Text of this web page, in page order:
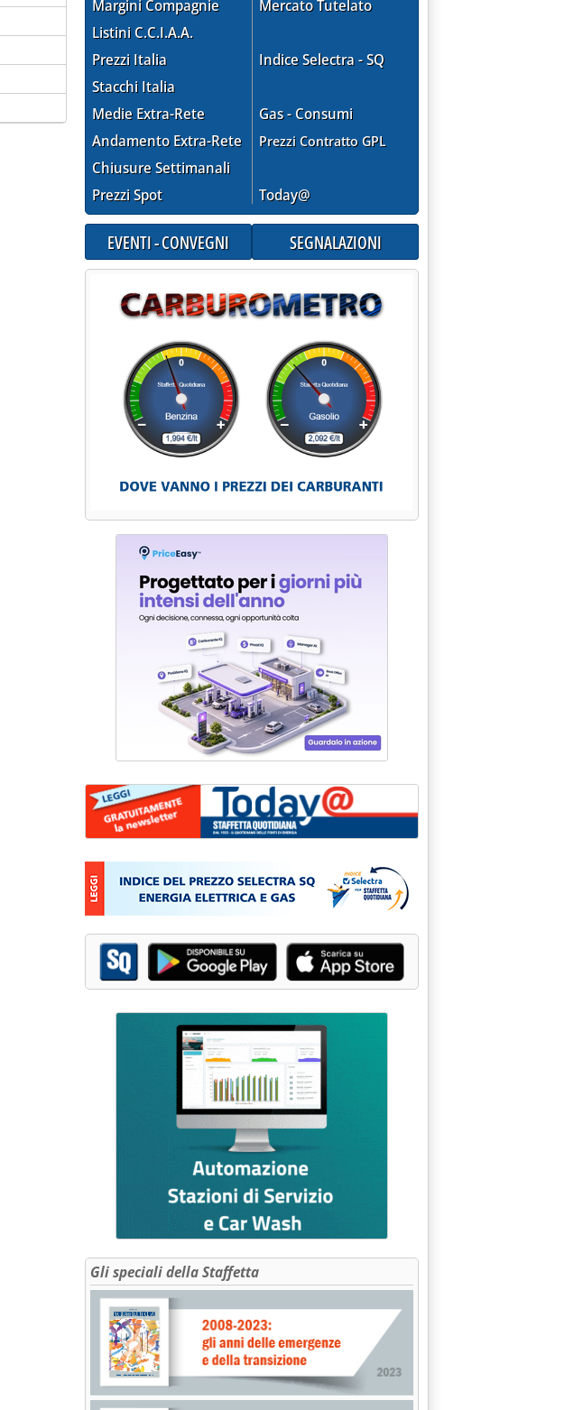
Margini Compagnie
Listini C.C.I.A.A.
Prezzi Italia
Stacchi Italia
Medie Extra-Rete
Andamento Extra-Rete
Chiusure Settimanali
Prezzi Spot
Mercato Tutelato
Indice Selectra - SQ
Gas - Consumi
Prezzi Contratto GPL
Today@
EVENTI - CONVEGNI SEGNALAZIONI
Gli speciali della Staffetta